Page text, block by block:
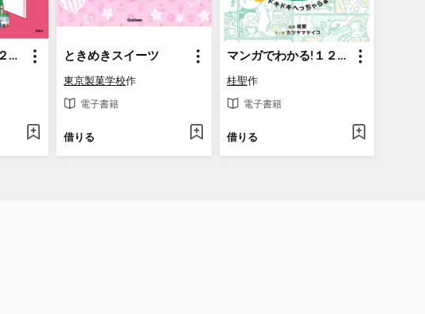
こどもよのなか塾２ 教室にもあった!身のまわりの政治 ときめきスイーツ
東京製菓学校作
電子書籍
借りる
マンガでわかる!１２歳までに知っておきたいことわざ３ ドキドキへっちゃら編
桂聖作
電子書籍
借りる